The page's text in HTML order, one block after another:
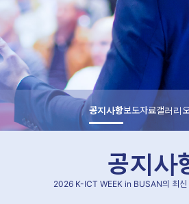
공지사항보도자료갤러리
공지사
2026 K-ICT WEEK in BUSAN의 최신